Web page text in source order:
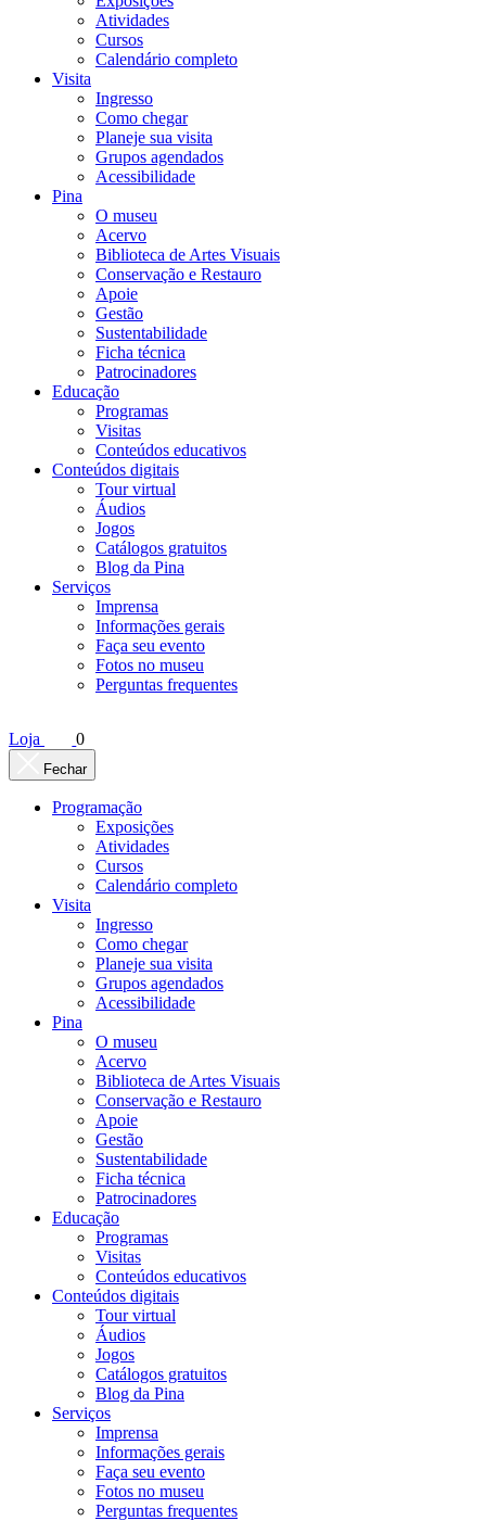
Atividades
Cursos
Calendário completo
Visita
Ingresso
Como chegar
Planeje sua visita
Grupos agendados
Acessibilidade
Pina
O museu
Acervo
Biblioteca de Artes Visuais
Conservação e Restauro
Apoie
Gestão
Sustentabilidade
Ficha técnica
Patrocinadores
Educação
Programas
Visitas
Conteúdos educativos​
Conteúdos digitais
Tour virtual
Áudios
Jogos
Catálogos gratuitos
Blog da Pina
Serviços
Imprensa
Informações gerais
Faça seu evento
Fotos no museu
Perguntas frequentes
Loja 0
Fechar
Programação
Exposições
Atividades
Cursos
Calendário completo
Visita
Ingresso
Como chegar
Planeje sua visita
Grupos agendados
Acessibilidade
Pina
O museu
Acervo
Biblioteca de Artes Visuais
Conservação e Restauro
Apoie
Gestão
Sustentabilidade
Ficha técnica
Patrocinadores
Educação
Programas
Visitas
Conteúdos educativos​
Conteúdos digitais
Tour virtual
Áudios
Jogos
Catálogos gratuitos
Blog da Pina
Serviços
Imprensa
Informações gerais
Faça seu evento
Fotos no museu
Perguntas frequentes